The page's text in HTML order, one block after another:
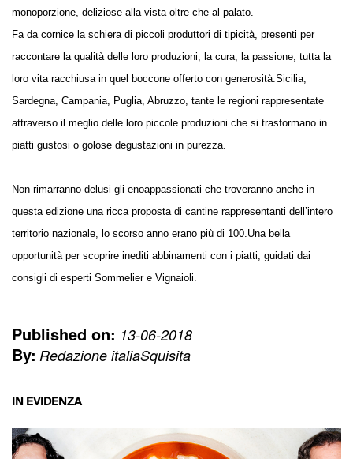
monoporzione, deliziose alla vista oltre che al palato.
Fa da cornice la schiera di piccoli produttori di tipicità, presenti per
raccontare la qualità delle loro produzioni, la cura, la passione, tutta la
loro vita racchiusa in quel boccone offerto con generosità.Sicilia,
Sardegna, Campania, Puglia, Abruzzo, tante le regioni rappresentate
attraverso il meglio delle loro piccole produzioni che si trasformano in
piatti gustosi o golose degustazioni in purezza.
Non rimarranno delusi gli enoappassionati che troveranno anche in
questa edizione una ricca proposta di cantine rappresentanti dell’intero
territorio nazionale, lo scorso anno erano più di 100.Una bella
opportunità per scoprire inediti abbinamenti con i piatti, guidati dai
consigli di esperti Sommelier e Vignaioli.
Published on: 13-06-2018
By: Redazione italiaSquisita
IN EVIDENZA